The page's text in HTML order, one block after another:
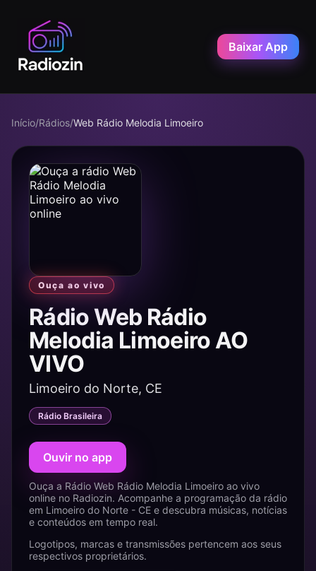
Baixar App
Início/Rádios/Web Rádio Melodia Limoeiro
Ouça ao vivo
Rádio Web Rádio
Melodia Limoeiro AO
VIVO
Limoeiro do Norte, CE
Rádio Brasileira
Ouvir no app
Ouça a Rádio Web Rádio Melodia Limoeiro ao vivo
online no Radiozin. Acompanhe a programação da rádio
em Limoeiro do Norte - CE e descubra músicas, notícias
e conteúdos em tempo real.
Logotipos, marcas e transmissões pertencem aos seus
respectivos proprietários.